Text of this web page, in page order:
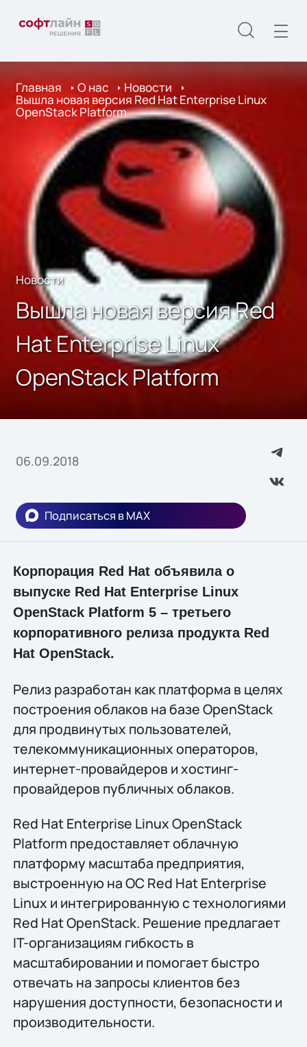
Главная О нас Новости
Вышла новая версия Red Hat Enterprise Linux
OpenStack Platform
Новости
Вышла новая версия Red
Hat Enterprise Linux
OpenStack Platform
06.09.2018
Подписаться в MAX
Корпорация Red Hat объявила о
выпуске Red Hat Enterprise Linux
OpenStack Platform 5 – третьего
корпоративного релиза продукта Red
Hat OpenStack.
Релиз разработан как платформа в целях
построения облаков на базе OpenStack
для продвинутых пользователей,
телекоммуникационных операторов,
интернет-провайдеров и хостинг-
провайдеров публичных облаков.
Red Hat Enterprise Linux OpenStack
Platform предоставляет облачную
платформу масштаба предприятия,
выстроенную на ОС Red Hat Enterprise
Linux и интегрированную с технологиями
Red Hat OpenStack. Решение предлагает
IT-организациям гибкость в
масштабировании и помогает быстро
отвечать на запросы клиентов без
нарушения доступности, безопасности и
производительности.